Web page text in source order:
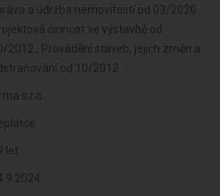
a údržba nemovitostí od 03/2020 ,
činnost ve výstavbě od
2012 , Provádění staveb, jejich změn a
od 10/2012
s.r.o.
let